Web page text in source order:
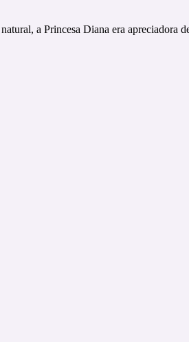
a Princesa Diana era apreciadora